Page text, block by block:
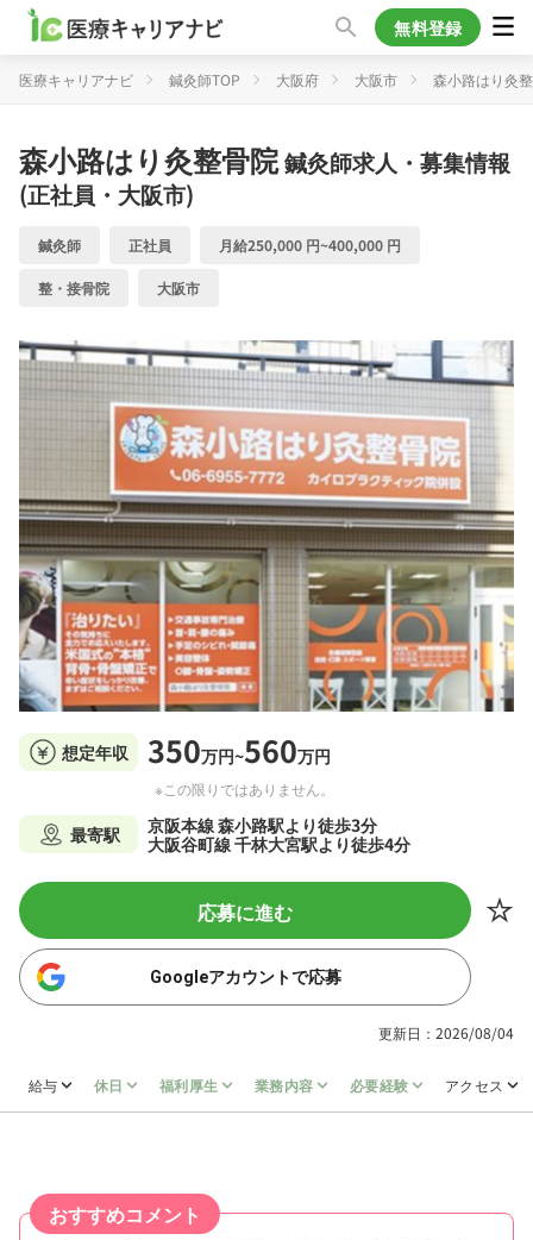
無料登録
医療キャリアナビ 鍼灸師TOP 大阪府 大阪市 森小路はり灸
森小路はり灸整骨院鍼灸師求人・募集情報
(正社員・大阪市)
鍼灸師 正社員 月給250,000 円~400,000 円
整・接骨院 大阪市
想定年収 350万円~560万円
※この限りではありません。
最寄駅
京阪本線 森小路駅より徒歩3分
大阪谷町線 千林大宮駅より徒歩4分
応募に進む
Googleアカウントで応募
更新日：2026/08/04
給与 休日 福利厚生 業務内容 必要経験 アクセス
おすすめコメント